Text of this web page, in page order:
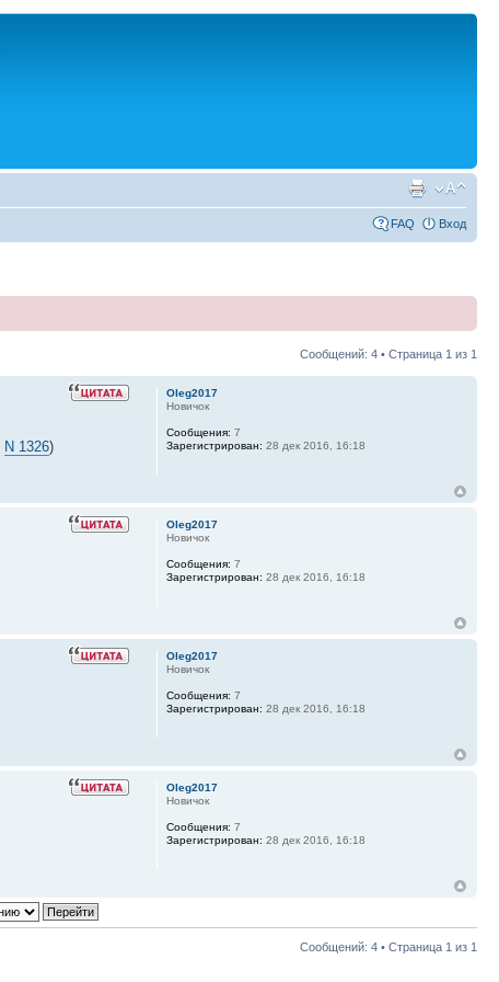
FAQ Вход
Сообщений: 4 • Страница 1 из 1
N 1326)
Oleg2017
Новичок
Сообщения: 7
Зарегистрирован: 28 дек 2016, 16:18
Oleg2017
Новичок
Сообщения: 7
Зарегистрирован: 28 дек 2016, 16:18
Oleg2017
Новичок
Сообщения: 7
Зарегистрирован: 28 дек 2016, 16:18
Oleg2017
Новичок
Сообщения: 7
Зарегистрирован: 28 дек 2016, 16:18
Сообщений: 4 • Страница 1 из 1